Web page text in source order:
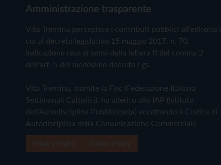
Amministrazione trasparente
Vita Trentina percepisce i contributi pubblici all'editoria
cui al decreto legislativo 15 maggio 2017, n. 70.
Indicazione resa ai sensi della lettera f) del comma 2
dell'art. 5 del medesimo decreto Lgs.
Vita Trentina, tramite la Fisc (Federazione Italiana
Settimanali Cattolici), ha aderito allo IAP (Istituto
dell'Autodisciplina Pubblicitaria) accettando il Codice di
Autodisciplina della Comunicazione Commerciale